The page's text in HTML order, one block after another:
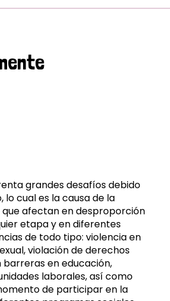
grandes desafíos debido
lo cual es la causa de la
afectan en desproporción
etapa y en diferentes
de todo tipo: violencia en
violación de derechos
barreras en educación,
laborales, así como
de participar en la